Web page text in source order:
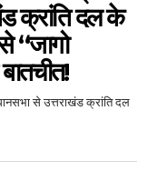
क्रांति दल के
“जागो
से उत्तराखंड क्रांति दल